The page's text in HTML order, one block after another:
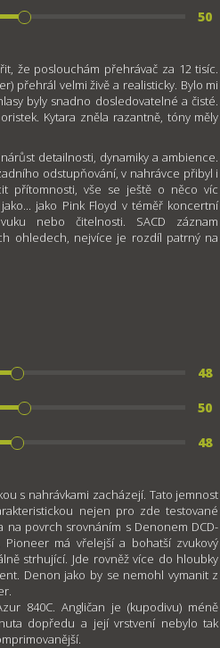
50
že poslouchám přehrávač za 12 tisíc.
přehrál velmi živě a realisticky. Bylo mi
byly snadno dosledovatelné a čisté.
Kytara zněla razantně, tóny měly
detailnosti, dynamiky a ambience.
odstupňování, v nahrávce přibyl i
přítomnosti, vše se ještě o něco víc
jako Pink Floyd v téměř koncertní
nebo čitelnosti. SACD záznam
ohledech, nejvíce je rozdíl patrný na
48
50
48
s nahrávkami zacházejí. Tato jemnost
nejen pro zde testované
na povrch srovnáním s Denonem DCD-
Pioneer má vřelejší a bohatší zvukový
strhující. Jde rovněž více do hloubky
Denon jako by se nemohl vymanit z
840C. Angličan je (kupodivu) méně
dopředu a její vrstvení nebylo tak